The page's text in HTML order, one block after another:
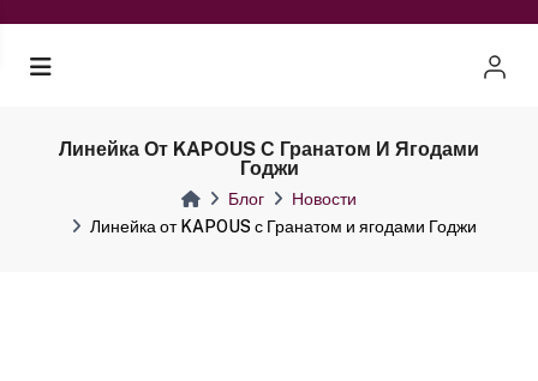
Линейка От KAPOUS С Гранатом И Ягодами
Годжи
Блог
Новости
Линейка от KAPOUS с Гранатом и ягодами Годжи